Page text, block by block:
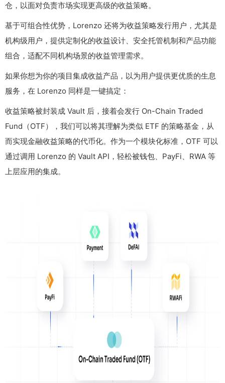
仓，以面对负责市场实现更高级的收益策略。
基于可组合性优势，Lorenzo 还将为收益策略发行用户，尤其是
机构级用户，提供定制化的收益设计、安全托管机制和产品功能
组合，适配不同机构场景的收益管理需求。
如果你想为你的项目集成收益产品，以为用户提供更优质的生息
服务，在 Lorenzo 同样是一键搞定：
收益策略被封装成 Vault 后，接着会发行 On-Chain Traded
Fund（OTF），我们可以将其理解为类似 ETF 的策略基金，从
而实现金融收益策略的代币化。作为一个模块化标准，OTF 可以
通过调用 Lorenzo 的 Vault API，轻松被钱包、PayFi、RWA 等
上层应用的集成。